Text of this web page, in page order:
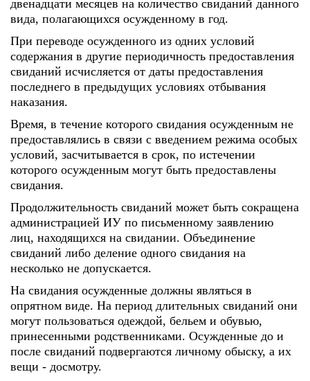
двенадцати месяцев на количество свиданий данного
вида, полагающихся осужденному в год.
При переводе осужденного из одних условий
содержания в другие периодичность предоставления
свиданий исчисляется от даты предоставления
последнего в предыдущих условиях отбывания
наказания.
Время, в течение которого свидания осужденным не
предоставлялись в связи с введением режима особых
условий, засчитывается в срок, по истечении
которого осужденным могут быть предоставлены
свидания.
Продолжительность свиданий может быть сокращена
администрацией ИУ по письменному заявлению
лиц, находящихся на свидании. Объединение
свиданий либо деление одного свидания на
несколько не допускается.
На свидания осужденные должны являться в
опрятном виде. На период длительных свиданий они
могут пользоваться одеждой, бельем и обувью,
принесенными родственниками. Осужденные до и
после свиданий подвергаются личному обыску, а их
вещи - досмотру.